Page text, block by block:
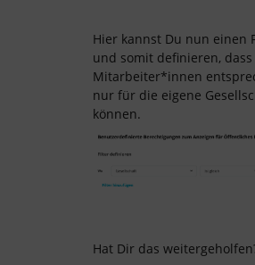
Hier kannst Du nun einen
und somit definieren, dass
Mitarbeiter*innen
nur für die eigene
können.
Hat Dir das